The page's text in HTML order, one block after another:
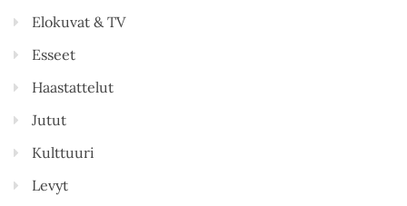
Elokuvat & TV
Esseet
Haastattelut
Jutut
Kulttuuri
Levyt